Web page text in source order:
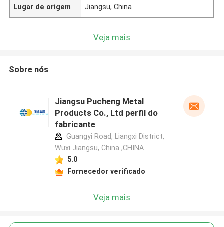
Lugar de origem Jiangsu, China
Veja mais
Sobre nós
Jiangsu Pucheng Metal
Products Co., Ltd perfil do
fabricante
Guangyi Road, Liangxi District,
Wuxi Jiangsu, China ,CHINA
5.0
Fornecedor verificado
Veja mais